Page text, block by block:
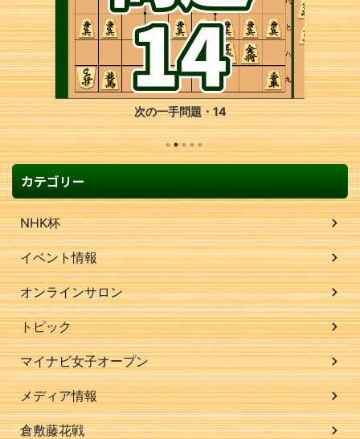
次の一手問題・1
カテゴリー
NHK杯
イベント情報
オンラインサロン
トピック
マイナビ女子オープン
メディア情報
倉敷藤花戦